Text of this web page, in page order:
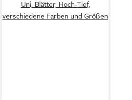
Uni, Blätter, Hoch-Tief,
verschiedene Farben und Größen